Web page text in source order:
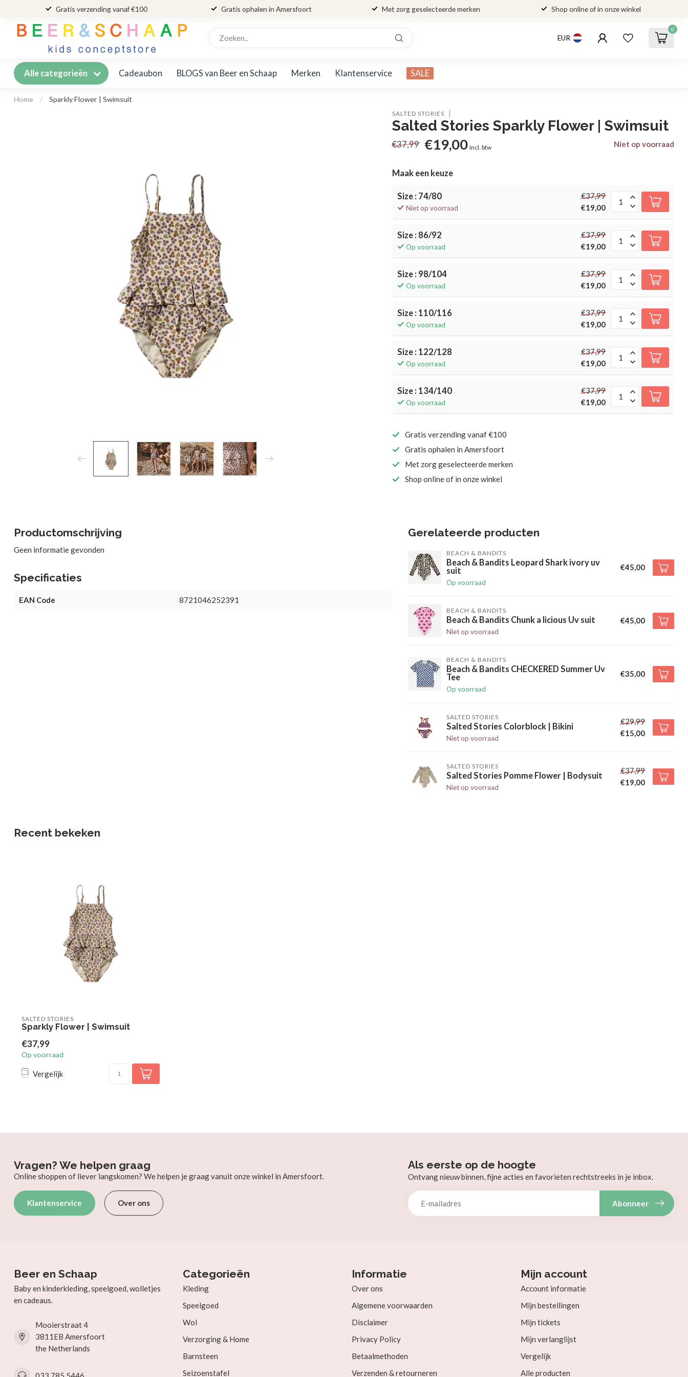
Gratis verzending vanaf €100 Gratis ophalen in Amersfoort Met zorg geselecteerde merken Shop online of in onze winkel
EUR
0
Alle categorieën Cadeaubon BLOGS van Beer en Schaap Merken Klantenservice SALE
Home / Sparkly Flower | Swimsuit
SALTED STORIES
Salted Stories Sparkly Flower | Swimsuit
€37,99 €19,00 Incl. btw Niet op voorraad
Maak een keuze
Size : 74/80
Niet op voorraad
€37,99
€19,00
Size : 86/92
Op voorraad
€37,99
€19,00
Size : 98/104
Op voorraad
€37,99
€19,00
Size : 110/116
Op voorraad
€37,99
€19,00
Size : 122/128
Op voorraad
€37,99
€19,00
Size : 134/140
Op voorraad
€37,99
€19,00
Gratis verzending vanaf €100
Gratis ophalen in Amersfoort
Met zorg geselecteerde merken
Shop online of in onze winkel
Productomschrijving
Geen informatie gevonden
Specificaties
EAN Code 8721046252391
Gerelateerde producten
BEACH & BANDITS
Beach & Bandits Leopard Shark ivory uv
suit
Op voorraad
€45,00
BEACH & BANDITS
Beach & Bandits Chunk a licious Uv suit
Niet op voorraad
€45,00
BEACH & BANDITS
Beach & Bandits CHECKERED Summer Uv
Tee
Op voorraad
€35,00
SALTED STORIES
Salted Stories Colorblock | Bikini
Niet op voorraad
€29,99
€15,00
SALTED STORIES
Salted Stories Pomme Flower | Bodysuit
Niet op voorraad
€37,99
€19,00
Recent bekeken
SALTED STORIES
Sparkly Flower | Swimsuit
€37,99
Op voorraad
Vergelijk
Vragen? We helpen graag
Online shoppen of liever langskomen? We helpen je graag vanuit onze winkel in Amersfoort.
Klantenservice Over ons
Als eerste op de hoogte
Ontvang nieuw binnen, fijne acties en favorieten rechtstreeks in je inbox.
Abonneer
Beer en Schaap
Baby en kinderkleding, speelgoed, wolletjes
en cadeaus.
Mooierstraat 4
3811EB Amersfoort
the Netherlands
Categorieën
Kleding
Speelgoed
Wol
Verzorging & Home
Barnsteen
Seizoenstafel
Informatie
Over ons
Algemene voorwaarden
Disclaimer
Privacy Policy
Betaalmethoden
Verzenden & retourneren
Mijn account
Account informatie
Mijn bestellingen
Mijn tickets
Mijn verlanglijst
Vergelijk
Alle producten